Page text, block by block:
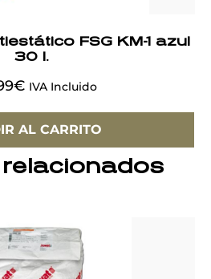
FSG KM-1 azul
30 l.
€ IVA Incluido
AL CARRITO